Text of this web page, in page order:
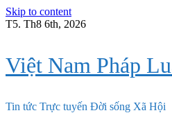
Skip to content
T5. Th8 6th, 2026
Việt Nam Pháp
Tin tức Trực tuyến Đời sống Xã Hội